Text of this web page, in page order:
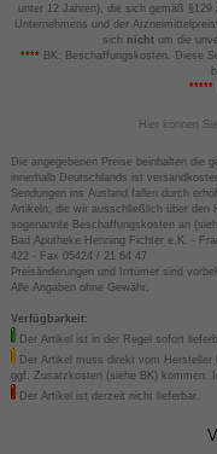
unter 12 Jahren), die sich gemäß
Unternehmens und der
sich nicht um die
****BK: Beschaffungskosten. Diese
*****
Hier können
Die angegebenen Preise beinhalten die
innerhalb Deutschlands ist
Sendungen ins Ausland fallen durch
Artikeln, die wir ausschließlich über den
sogenannte Beschaffungskosten an
Bad Apotheke Henning Fichter e.K. -
422 - Fax 05424 / 21 64 47
Preisänderungen und Irrtümer sind
Alle Angaben ohne Gewähr.
Verfügbarkeit:
Der Artikel ist in der Regel sofort
Der Artikel muss direkt vom Hersteller
ggf. Zusatzkosten (siehe BK) kommen.
Der Artikel ist derzeit nicht lieferbar.